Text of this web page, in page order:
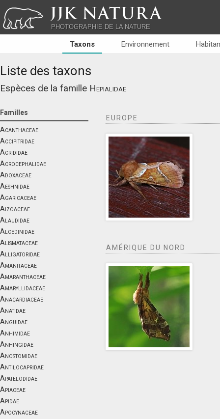
JJK NATURA
PHOTOGRAPHIE DE LA NATURE
Taxons Environnement
Liste des taxons
Espèces de la famille Hepialidae
Familles
Acanthaceae
Accipitridae
Acrididae
Acrocephalidae
Adoxaceae
Aeshnidae
Agaricaceae
Aizoaceae
Alaudidae
Alcedinidae
Alismataceae
Alligatoridae
Amanitaceae
Amaranthaceae
Amaryllidaceae
Anacardiaceae
Anatidae
Anguidae
Anhimidae
Anhingidae
Anostomidae
Antilocapridae
Apatelodidae
Apiaceae
Apidae
Apocynaceae
EUROPE
AMÉRIQUE DU NORD